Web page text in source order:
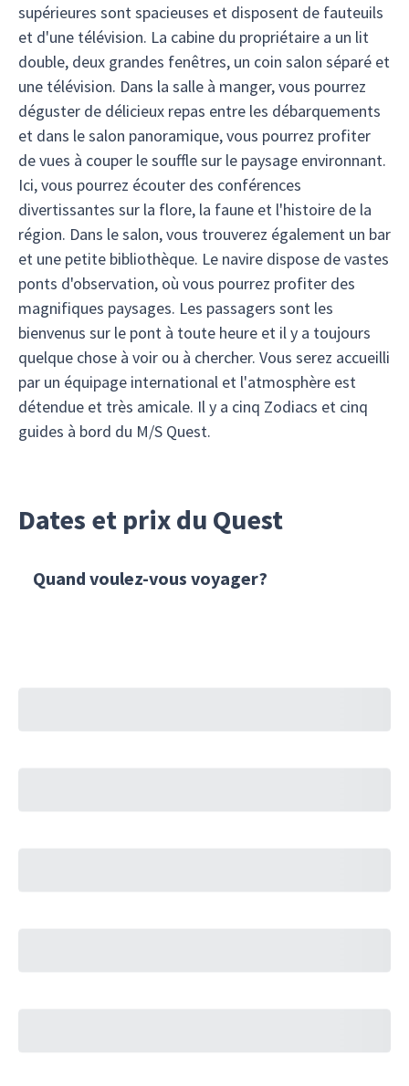
supérieures sont spacieuses et disposent de fauteuils
et d'une télévision. La cabine du propriétaire a un lit
double, deux grandes fenêtres, un coin salon séparé et
une télévision. Dans la salle à manger, vous pourrez
déguster de délicieux repas entre les débarquements
et dans le salon panoramique, vous pourrez profiter
de vues à couper le souffle sur le paysage environnant.
Ici, vous pourrez écouter des conférences
divertissantes sur la flore, la faune et l'histoire de la
région. Dans le salon, vous trouverez également un bar
et une petite bibliothèque. Le navire dispose de vastes
ponts d'observation, où vous pourrez profiter des
magnifiques paysages. Les passagers sont les
bienvenus sur le pont à toute heure et il y a toujours
quelque chose à voir ou à chercher. Vous serez accueilli
par un équipage international et l'atmosphère est
détendue et très amicale. Il y a cinq Zodiacs et cinq
guides à bord du M/S Quest.
Dates et prix du Quest
Quand voulez-vous voyager?